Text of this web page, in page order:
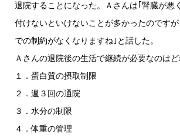
退院することになった。Ａさんは｢腎臓が悪
付けないといけないことが多かったのです
での制約がなくなりますね｣と話した。
Ａさんの退院後の生活で継続が必要なのはど
１．蛋白質の摂取制限
２．週３回の通院
３．水分の制限
４．体重の管理